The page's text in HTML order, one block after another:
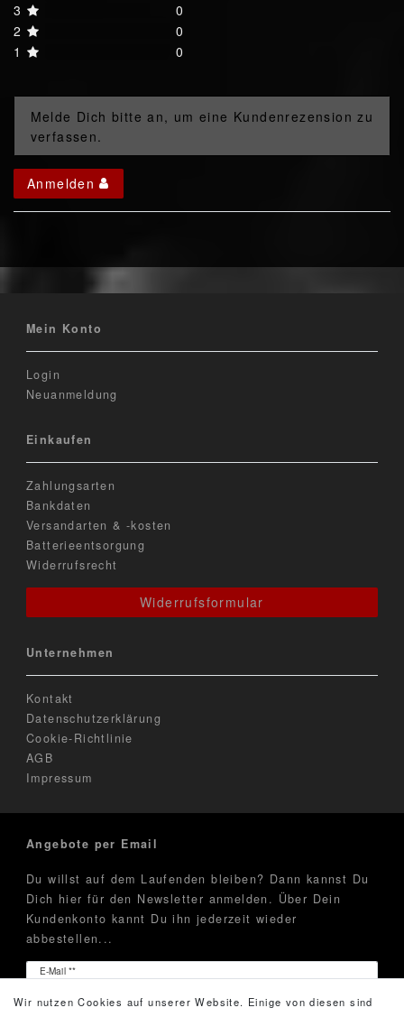
3
0
2
0
1
0
Melde Dich bitte an, um eine Kundenrezension zu
verfassen.
Anmelden
Mein Konto
Login
Neuanmeldung
Einkaufen
Zahlungsarten
Bankdaten
Versandarten & -kosten
Batterieentsorgung
Widerrufsrecht
Widerrufsformular
Unternehmen
Kontakt
Datenschutzerklärung
Cookie-Richtlinie
AGB
Impressum
Angebote per Email
Du willst auf dem Laufenden bleiben? Dann kannst Du
Dich hier für den Newsletter anmelden. Über Dein
Kundenkonto kannt Du ihn jederzeit wieder
abbestellen...
E-Mail **
Newsletter
Wir nutzen Cookies auf unserer Website. Einige von diesen sind